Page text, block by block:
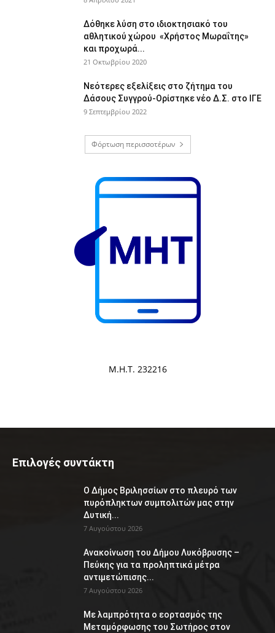
Δόθηκε λύση στο ιδιοκτησιακό του
αθλητικού χώρου «Χρήστος Μωραΐτης»
και προχωρά...
21 Οκτωβρίου 2020
Νεότερες εξελίξεις στο ζήτημα του
Δάσους Συγγρού-Ορίστηκε νέο Δ.Σ. στο ΙΓΕ
9 Σεπτεμβρίου 2022
Φόρτωση περισσοτέρων
Μ.Η.Τ. 232216
Επιλογές συντάκτη
Ο Δήμος Βριλησσίων στο πλευρό των
πυρόπληκτων συμπολιτών μας στην
Δυτική...
7 Αυγούστου 2026
Ανακοίνωση του Δήμου Λυκόβρυσης –
Πεύκης για τα προληπτικά μέτρα
αντιμετώπισης...
7 Αυγούστου 2026
Με λαμπρότητα ο εορτασμός της
Μεταμόρφωσης του Σωτήρος στον